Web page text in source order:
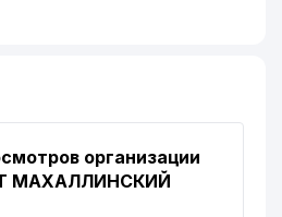
организации
МАХАЛЛИНСКИЙ